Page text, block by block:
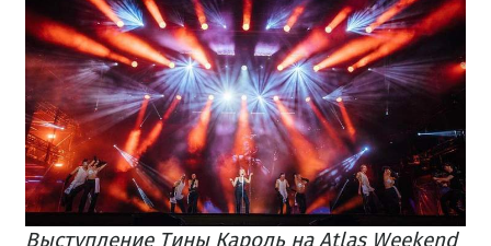
Выступление Тины Кароль на Atlas Weekend